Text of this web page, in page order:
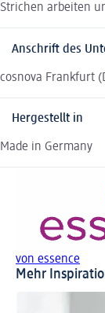
Strichen arbeiten
Anschrift des
cosnova Frankfurt
Hergestellt in
Made in Germany
von essence
Mehr